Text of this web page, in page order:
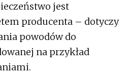
jest
producenta – dotyczy
powodów do
na przykład